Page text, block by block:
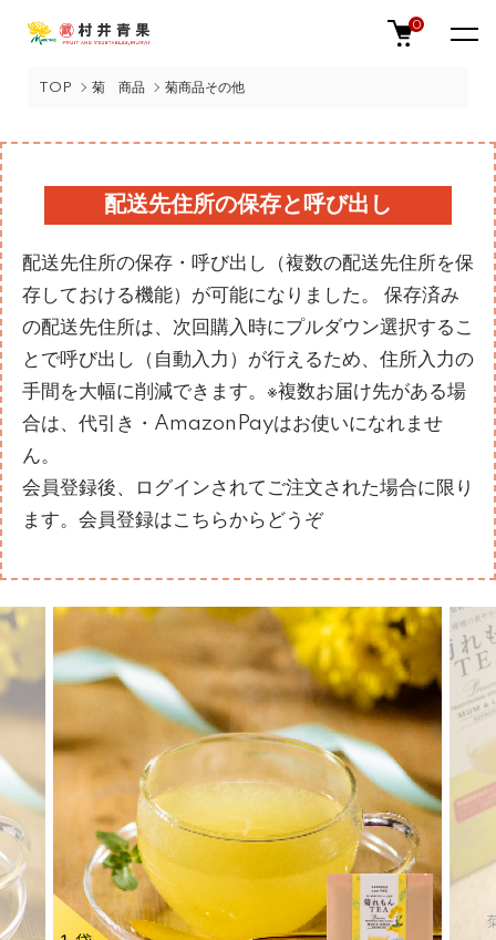
0
TOP 菊 商品 菊商品その他
配送先住所の保存と呼び出し
配送先住所の保存・呼び出し（複数の配送先住所を保
存しておける機能）が可能になりました。 保存済み
の配送先住所は、次回購入時にプルダウン選択するこ
とで呼び出し（自動入力）が行えるため、住所入力の
手間を大幅に削減できます。※複数お届け先がある場
合は、代引き・AmazonPayはお使いになれませ
ん。
会員登録後、ログインされてご注文された場合に限り
ます。 会員登録はこちらからどうぞ